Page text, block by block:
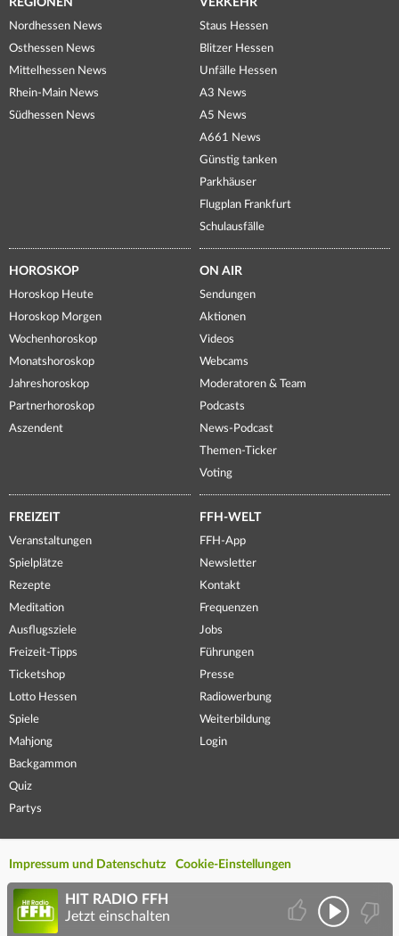
REGIONEN
Nordhessen News
Osthessen News
Mittelhessen News
Rhein-Main News
Südhessen News
VERKEHR
Staus Hessen
Blitzer Hessen
Unfälle Hessen
A3 News
A5 News
A661 News
Günstig tanken
Parkhäuser
Flugplan Frankfurt
Schulausfälle
HOROSKOP
Horoskop Heute
Horoskop Morgen
Wochenhoroskop
Monatshoroskop
Jahreshoroskop
Partnerhoroskop
Aszendent
ON AIR
Sendungen
Aktionen
Videos
Webcams
Moderatoren & Team
Podcasts
News-Podcast
Themen-Ticker
Voting
FREIZEIT
Veranstaltungen
Spielplätze
Rezepte
Meditation
Ausflugsziele
Freizeit-Tipps
Ticketshop
Lotto Hessen
Spiele
Mahjong
Backgammon
Quiz
Partys
FFH-WELT
FFH-App
Newsletter
Kontakt
Frequenzen
Jobs
Führungen
Presse
Radiowerbung
Weiterbildung
Login
Impressum und Datenschutz Cookie-Einstellungen
HIT RADIO FFH
Jetzt einschalten